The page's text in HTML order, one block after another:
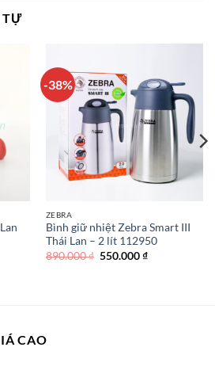
TỰ
-38%
ZEBRA
Bình giữ nhiệt Zebra Smart III
Thái Lan – 2 lít 112950
890.000₫ Giá
550.000₫Giá
CAO